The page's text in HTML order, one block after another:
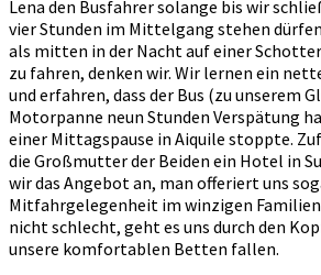
Lena den Busfahrer solange bis wir
vier Stunden im Mittelgang stehen
als mitten in der Nacht auf einer
zu fahren, denken wir. Wir lernen ein
und erfahren, dass der Bus (zu unserem
Motorpanne neun Stunden Verspätung
einer Mittagspause in Aiquile stoppte.
die Großmutter der Beiden ein Hotel in
wir das Angebot an, man offeriert uns
Mitfahrgelegenheit im winzigen
nicht schlecht, geht es uns durch den
unsere komfortablen Betten fallen.